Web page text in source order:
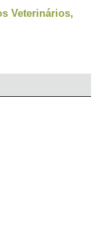
Veterinários,